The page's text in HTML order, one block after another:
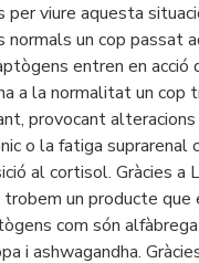
per viure aquesta
normals un cop passat
entren en acció
a la normalitat un cop
provocant
o la fatiga suprarenal
al cortisol. Gràcies a
un producte que
com són
i ashwagandha.